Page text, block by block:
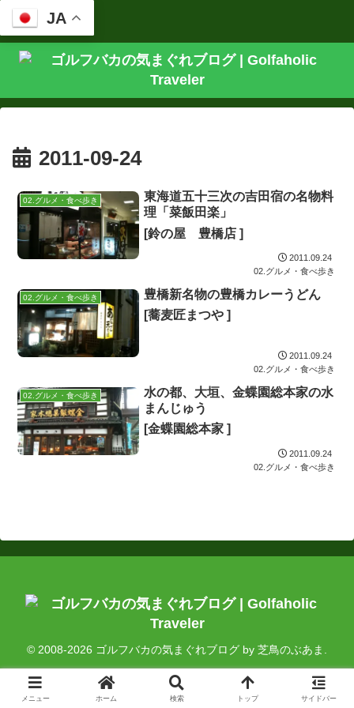
JA
2011-09-24
02.グルメ・食べ歩き
東海道五十三次の吉田宿の名物料
理「菜飯田楽」
[鈴の屋 豊橋店 ]
2011.09.24
02.グルメ・食べ歩き
02.グルメ・食べ歩き
豊橋新名物の豊橋カレーうどん
[蕎麦匠まつや ]
2011.09.24
02.グルメ・食べ歩き
02.グルメ・食べ歩き
水の都、大垣、金蝶園総本家の水
まんじゅう
[金蝶園総本家 ]
2011.09.24
02.グルメ・食べ歩き
© 2008-2026 ゴルフバカの気まぐれブログ by 芝鳥のぶあま.
メニュー ホーム 検索 トップ サイドバー